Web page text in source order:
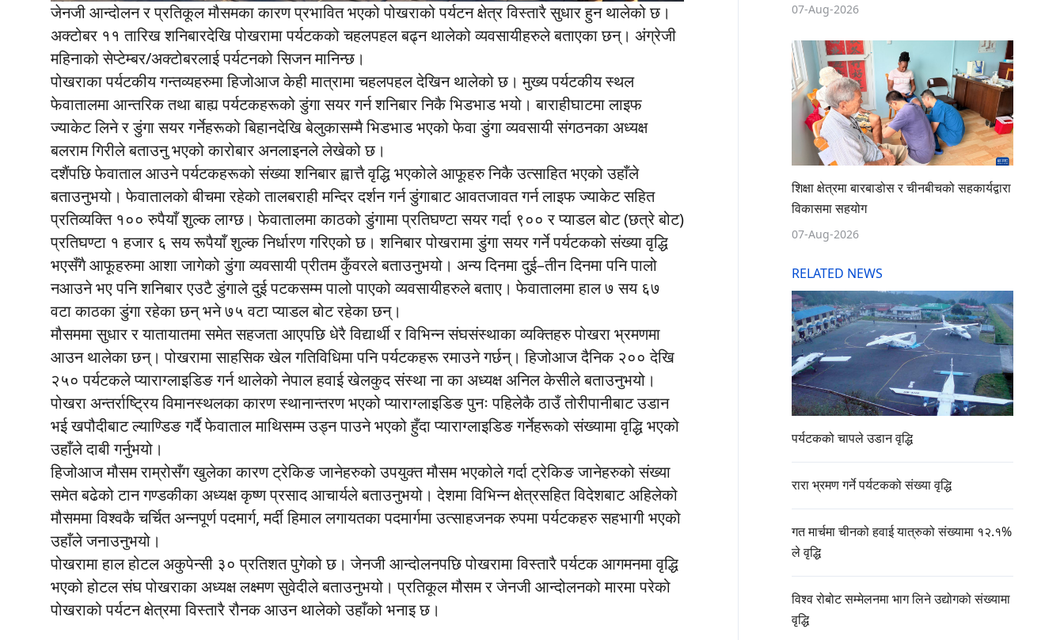
जेनजी आन्दोलन र प्रतिकूल मौसमका कारण प्रभावित भएको पोखराको पर्यटन क्षेत्र विस्तारै सुधार हुन थालेको छ।
अक्टोबर ११ तारिख शनिबारदेखि पोखरामा पर्यटकको चहलपहल बढ्न थालेको व्यवसायीहरुले बताएका छन्। अंग्रेजी
महिनाको सेप्टेम्बर/अक्टोबरलाई पर्यटनको सिजन मानिन्छ।
पोखराका पर्यटकीय गन्तव्यहरुमा हिजोआज केही मात्रामा चहलपहल देखिन थालेको छ। मुख्य पर्यटकीय स्थल
फेवातालमा आन्तरिक तथा बाह्य पर्यटकहरूको डुंगा सयर गर्न शनिबार निकै भिडभाड भयो। बाराहीघाटमा लाइफ
ज्याकेट लिने र डुंगा सयर गर्नेहरूको बिहानदेखि बेलुकासम्मै भिडभाड भएको फेवा डुंगा व्यवसायी संगठनका अध्यक्ष
बलराम गिरीले बताउनु भएको कारोबार अनलाइनले लेखेको छ।
दशैंपछि फेवाताल आउने पर्यटकहरूको संख्या शनिबार ह्वात्तै वृद्धि भएकोले आफूहरु निकै उत्साहित भएको उहाँले
बताउनुभयो। फेवातालको बीचमा रहेको तालबराही मन्दिर दर्शन गर्न डुंगाबाट आवतजावत गर्न लाइफ ज्याकेट सहित
प्रतिव्यक्ति १०० रुपैयाँ शुल्क लाग्छ। फेवातालमा काठको डुंगामा प्रतिघण्टा सयर गर्दा ९०० र प्याडल बोट (छत्रे बोट)
प्रतिघण्टा १ हजार ६ सय रूपैयाँ शुल्क निर्धारण गरिएको छ। शनिबार पोखरामा डुंगा सयर गर्ने पर्यटकको संख्या वृद्धि
भएसँगै आफूहरुमा आशा जागेको डुंगा व्यवसायी प्रीतम कुँवरले बताउनुभयो। अन्य दिनमा दुई–तीन दिनमा पनि पालो
नआउने भए पनि शनिबार एउटै डुंगाले दुई पटकसम्म पालो पाएको व्यवसायीहरुले बताए। फेवातालमा हाल ७ सय ६७
वटा काठका डुंगा रहेका छन् भने ७५ वटा प्याडल बोट रहेका छन्।
मौसममा सुधार र यातायातमा समेत सहजता आएपछि धेरै विद्यार्थी र विभिन्न संघसंस्थाका व्यक्तिहरु पोखरा भ्रमणमा
आउन थालेका छन्। पोखरामा साहसिक खेल गतिविधिमा पनि पर्यटकहरू रमाउने गर्छन्। हिजोआज दैनिक २०० देखि
२५० पर्यटकले प्याराग्लाइडिङ गर्न थालेको नेपाल हवाई खेलकुद संस्था ना का अध्यक्ष अनिल केसीले बताउनुभयो।
पोखरा अन्तर्राष्ट्रिय विमानस्थलका कारण स्थानान्तरण भएको प्याराग्लाइडिङ पुनः पहिलेकै ठाउँ तोरीपानीबाट उडान
भई खपौदीबाट ल्याण्डिङ गर्दै फेवाताल माथिसम्म उड्न पाउने भएको हुँदा प्याराग्लाइडिङ गर्नेहरूको संख्यामा वृद्धि भएको
उहाँले दाबी गर्नुभयो।
हिजोआज मौसम राम्रोसँग खुलेका कारण ट्रेकिङ जानेहरुको उपयुक्त मौसम भएकोले गर्दा ट्रेकिङ जानेहरुको संख्या
समेत बढेको टान गण्डकीका अध्यक्ष कृष्ण प्रसाद आचार्यले बताउनुभयो। देशमा विभिन्न क्षेत्रसहित विदेशबाट अहिलेको
मौसममा विश्वकै चर्चित अन्नपूर्ण पदमार्ग, मर्दी हिमाल लगायतका पदमार्गमा उत्साहजनक रुपमा पर्यटकहरु सहभागी भएको
उहाँले जनाउनुभयो।
पोखरामा हाल होटल अकुपेन्सी ३० प्रतिशत पुगेको छ। जेनजी आन्दोलनपछि पोखरामा विस्तारै पर्यटक आगमनमा वृद्धि
भएको होटल संघ पोखराका अध्यक्ष लक्ष्मण सुवेदीले बताउनुभयो। प्रतिकूल मौसम र जेनजी आन्दोलनको मारमा परेको
पोखराको पर्यटन क्षेत्रमा विस्तारै रौनक आउन थालेको उहाँको भनाइ छ।
07-Aug-2026
शिक्षा क्षेत्रमा बारबाडोस र चीनबीचको सहकार्यद्वारा
विकासमा सहयोग
07-Aug-2026
RELATED NEWS
पर्यटकको चापले उडान वृद्धि
रारा भ्रमण गर्ने पर्यटकको संख्या वृद्धि
गत मार्चमा चीनको हवाई यात्रुको संख्यामा १२.१%
ले वृद्धि
विश्व रोबोट सम्मेलनमा भाग लिने उद्योगको संख्यामा
वृद्धि